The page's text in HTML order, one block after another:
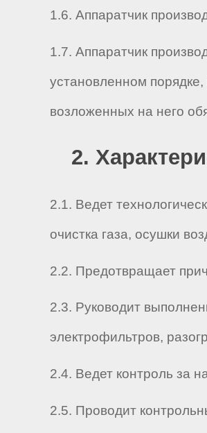
1.6. Аппаратчик
1.7. Аппаратчик
установленном
возложенных на него
2.
2.1. Ведет
очистка газа, осушки
2.2. Предотвращает
2.3. Руководит
электрофильтров,
2.4. Ведет контроль за
2.5. Проводит